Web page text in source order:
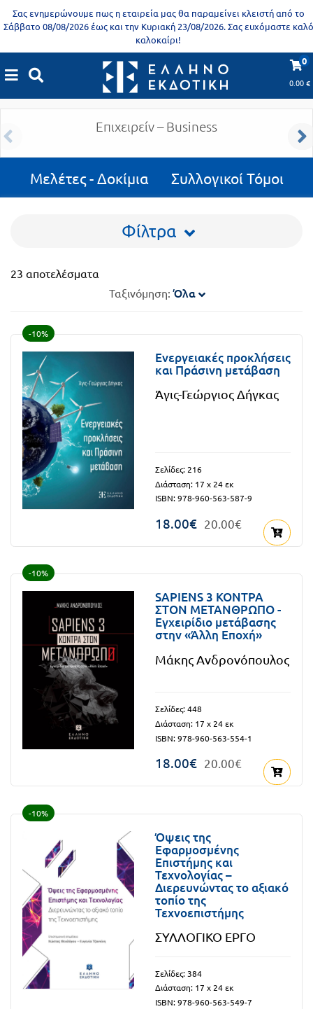
Σας ενημερώνουμε πως η εταιρεία μας θα παραμείνει κλειστή από το
Σάββατο 08/08/2026 έως και την Κυριακή 23/08/2026. Σας ευχόμαστε καλό
καλοκαίρι!
0
0.00€
X
Βιβλία
ενήλικες
βιβλία
Αποκλειστική
- Η
FUN!
Παιδικό
βιβλίο
Χάρτες
Πανεπιστημιακά
Ορθόδοξα
χριστιανικά
Ξένες
γλώσσες
Α.Σ.Ε.Π.
Θεματικά
Ημερολόγια
Βιβλία
Εκπαιδευτικών
Δραστηριοτήτων
STE(A)M
Εκπαίδευση
Διά Βίου
Μάθηση
Βιβλιοθήκη
του
εκπαιδευτικού
Πανελλήνιοι
Μαθητικοί
Προδημοτική
εκπαίδευση
Εκπαιδευτικές
αφίσες
Βιβλία
νηπιαγωγείου
Ελληνίζειν
Τάξη
Γ΄
Τάξη
Δ΄
Τάξη
Ε΄
Γυμνάσιο
Τάξη
Β΄
Τάξη
Τάξη
Τάξη
Β΄
Τάξη
Γ΄
Τάξη
Ε.ΠΑΛ.
Για
Βιβλία για ενήλικες
Μελέτες - Δοκίμια
Επιχειρείν – Business
Μελέτες - Δοκίμια Συλλογικοί Τόμοι
Φίλτρα
23 αποτελέσματα
Ταξινόμηση:Όλα
-10%
Ενεργειακές προκλήσεις
και Πράσινη μετάβαση
Άγις-Γεώργιος Δήγκας
Σελίδες: 216
Διάσταση: 17 x 24 εκ
ISBN: 978-960-563-587-9
18.00€ 20.00€
-10%
SAPIENS 3 KONTPA
ΣTON METANΘΡΩΠΟ -
Εγχειρίδιο μετάβασης
στην «Άλλη Εποχή»
Μάκης Ανδρονόπουλος
Σελίδες: 448
Διάσταση: 17 x 24 εκ
ISBN: 978-960-563-554-1
18.00€ 20.00€
-10%
Όψεις της
Εφαρμοσμένης
Επιστήμης και
Τεχνολογίας –
Διερευνώντας το αξιακό
τοπίο της
Τεχνοεπιστήμης
ΣΥΛΛΟΓΙΚΟ ΕΡΓΟ
Σελίδες: 384
Διάσταση: 17 x 24 εκ
ISBN: 978-960-563-549-7